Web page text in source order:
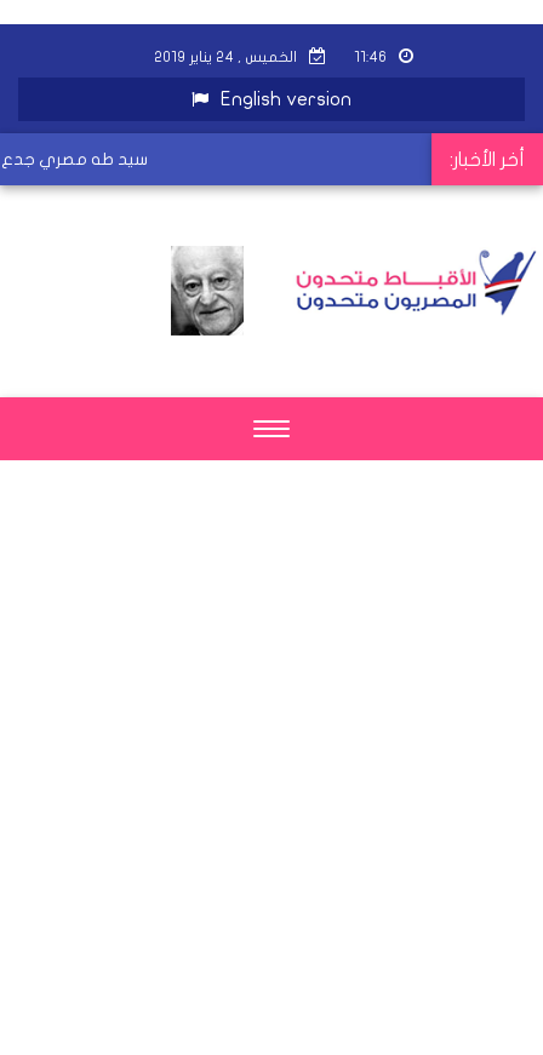
١١:٤٦ الخميس , ٢٤ يناير ٢٠١٩
English version
أخر الأخبار: سيد طه مصري جدع قتل
Toggle